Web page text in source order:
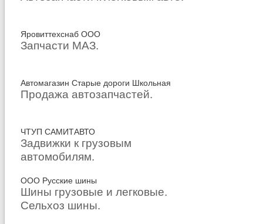
Яровиттехснаб ООО
Запчасти МАЗ.
Автомагазин Старые дороги Школьная
Продажа автозапчастей.
ЧТУП САМИТАВТО
Задвижки к грузовым
автомобилям.
ООО Русские шины
Шины грузовые и легковые.
Сельхоз шины.